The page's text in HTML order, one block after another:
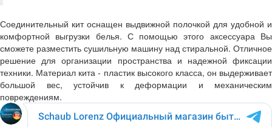
Соединительный кит оснащен выдвижной полочкой для удобной и
комфортной выгрузки белья. С помощью этого аксессуара Вы
сможете разместить сушильную машину над стиральной. Отличное
решение для организации пространства и надежной фиксации
техники. Материал кита - пластик высокого класса, он выдерживает
большой вес, устойчив к деформации и механическим
повреждениям.